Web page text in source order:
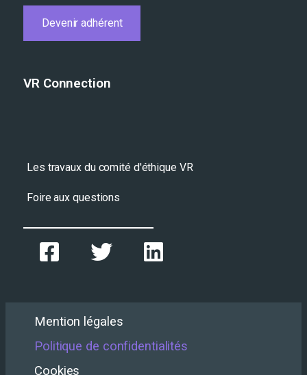
Devenir adhérent
VR Connection
Les travaux du comité d'éthique VR
Foire aux questions
Mention légales
Politique de confidentialités
Cookies